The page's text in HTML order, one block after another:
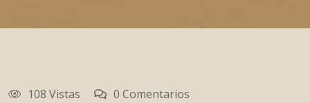
108 Vistas
0 Comentarios